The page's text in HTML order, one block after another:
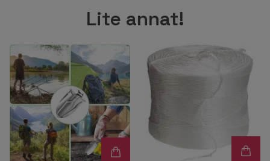
Lite annat!